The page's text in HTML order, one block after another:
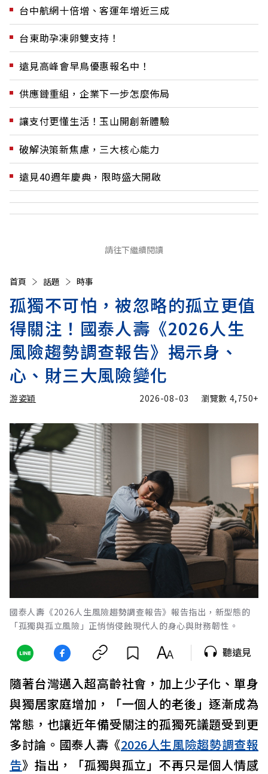
台中航網十倍增、客運年增近三成
台東助孕凍卵雙支持！
遠見高峰會早鳥優惠報名中！
供應鏈重組，企業下一步怎麼佈局
讓支付更懂生活！玉山開創新體驗
破解決策新焦慮，三大核心能力
遠見40週年慶典，限時盛大開啟
請往下繼續閱讀
首頁 話題 時事
孤獨不可怕，被忽略的孤立更值
得關注！國泰人壽《2026人生
風險趨勢調查報告》揭示身、
心、財三大風險變化
游姿穎 2026-08-03 瀏覽數 4,750+
國泰人壽《2026人生風險趨勢調查報告》報告指出，新型態的
「孤獨與孤立風險」正悄悄侵蝕現代人的身心與財務韌性。
聽遠見
隨著台灣邁入超高齡社會，加上少子化、單身
與獨居家庭增加，「一個人的老後」逐漸成為
常態，也讓近年備受關注的孤獨死議題受到更
多討論。國泰人壽《2026人生風險趨勢調查報
告》指出，「孤獨與孤立」不再只是個人情感